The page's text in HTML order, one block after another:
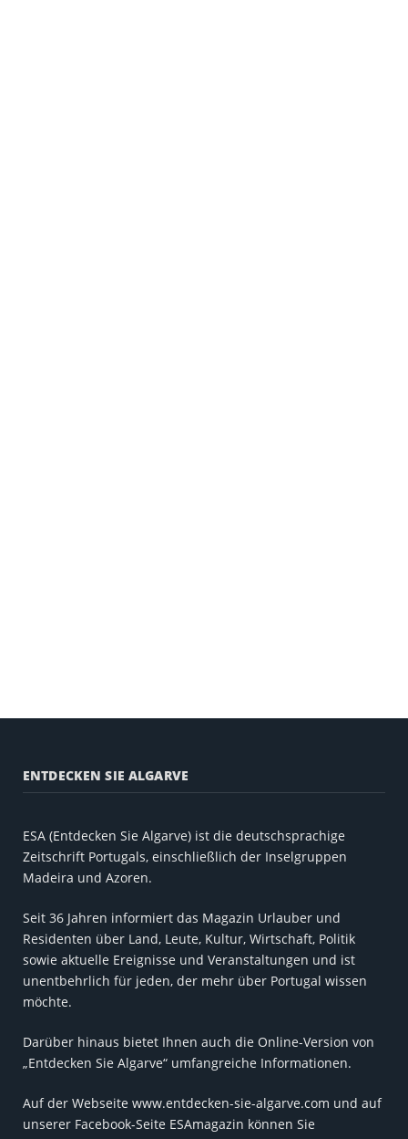
ENTDECKEN SIE ALGARVE
ESA (Entdecken Sie Algarve) ist die deutschsprachige
Zeitschrift Portugals, einschließlich der Inselgruppen
Madeira und Azoren.
Seit 36 Jahren informiert das Magazin Urlauber und
Residenten über Land, Leute, Kultur, Wirtschaft, Politik
sowie aktuelle Ereignisse und Veranstaltungen und ist
unentbehrlich für jeden, der mehr über Portugal wissen
möchte.
Darüber hinaus bietet Ihnen auch die Online-Version von
„Entdecken Sie Algarve“ umfangreiche Informationen.
Auf der Webseite www.entdecken-sie-algarve.com und auf
unserer Facebook-Seite ESAmagazin können Sie